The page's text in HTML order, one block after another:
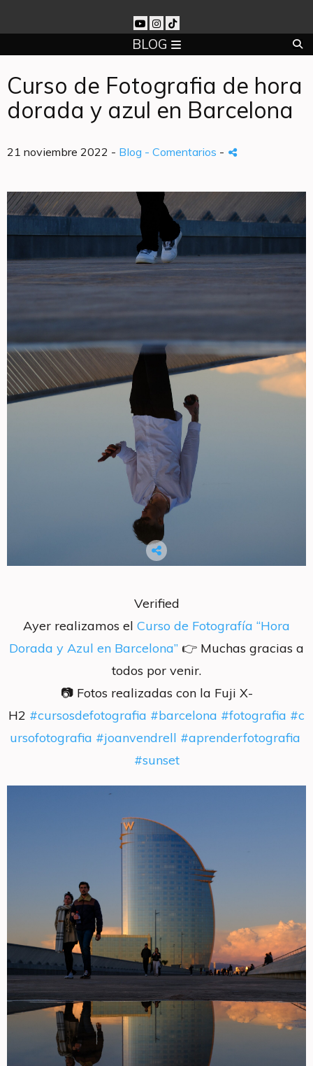
BLOG
Curso de Fotografia de hora
dorada y azul en Barcelona
21 noviembre 2022 - Blog - Comentarios -
Verified
Ayer realizamos el Curso de Fotografía “Hora
Dorada y Azul en Barcelona” 👉 Muchas gracias a
todos por venir.
📷 Fotos realizadas con la Fuji X-
H2 #cursosdefotografia #barcelona #fotografia #c
ursofotografia #joanvendrell #aprenderfotografia
#sunset